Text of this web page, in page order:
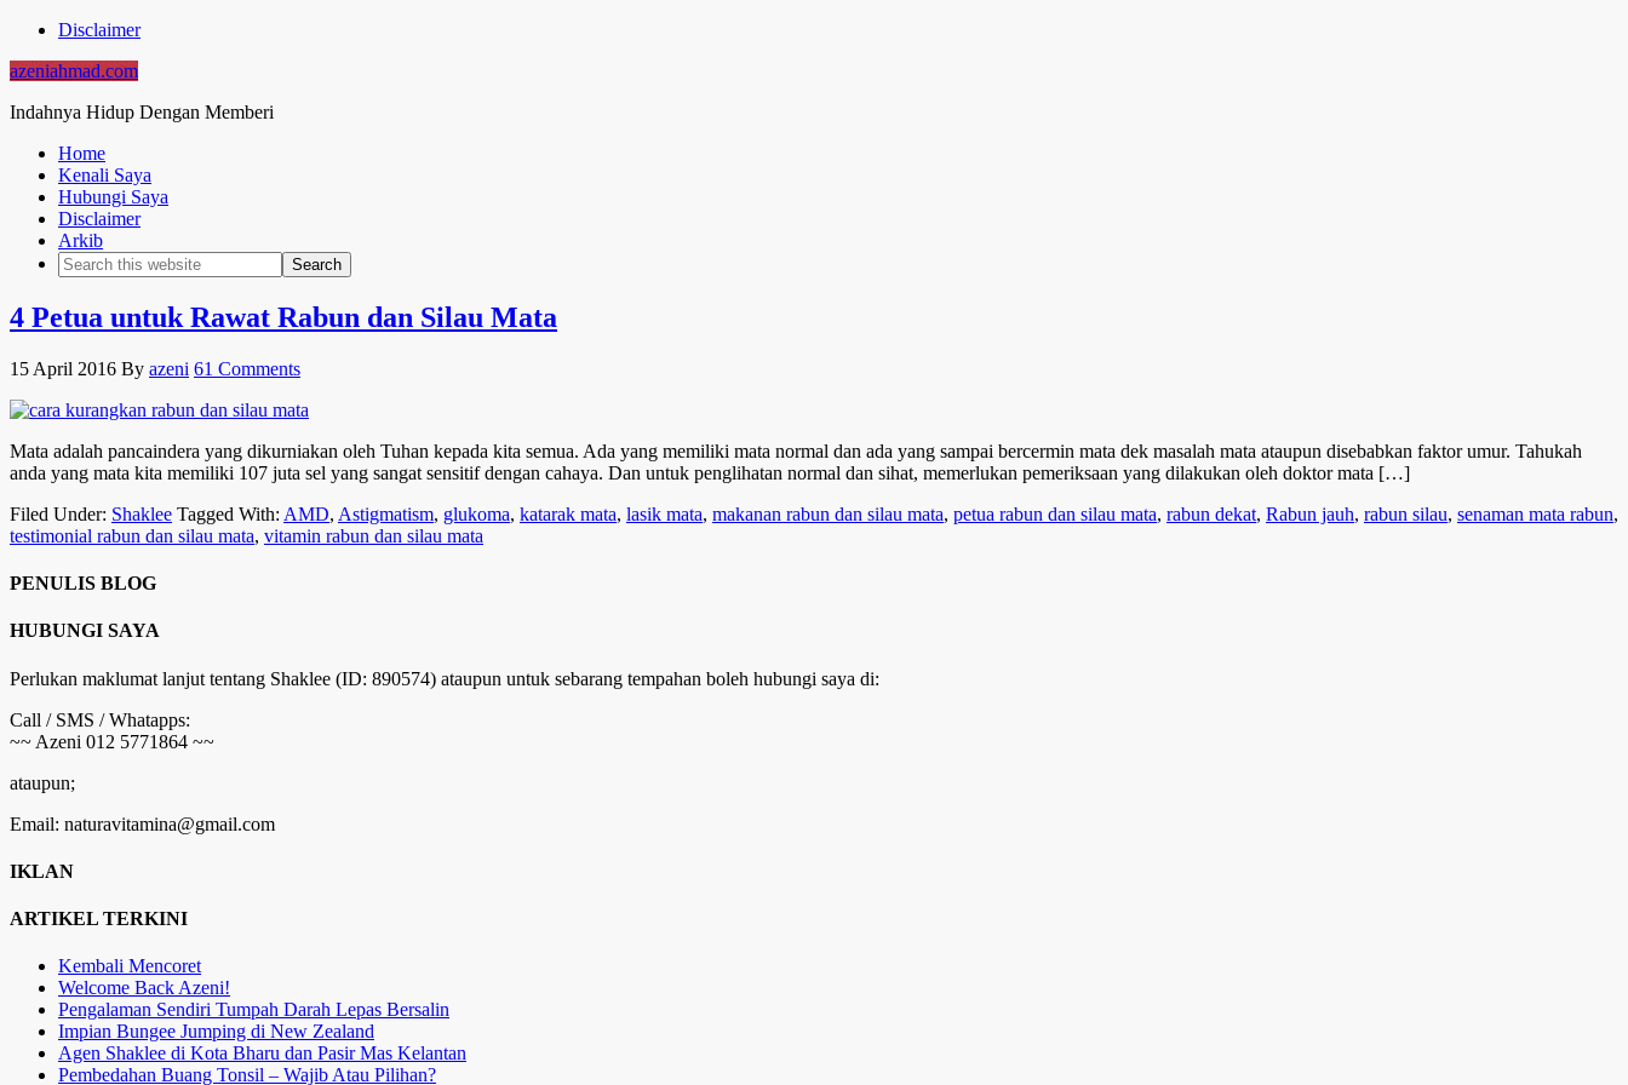
Disclaimer
azeniahmad.com
Indahnya Hidup Dengan Memberi
Home
Kenali Saya
Hubungi Saya
Disclaimer
Arkib
4 Petua untuk Rawat Rabun dan Silau Mata
15 April 2016 By azeni 61 Comments
Mata adalah pancaindera yang dikurniakan oleh Tuhan kepada kita semua. Ada yang memiliki mata normal dan ada yang sampai bercermin mata dek masalah mata ataupun disebabkan faktor umur. Tahukah
anda yang mata kita memiliki 107 juta sel yang sangat sensitif dengan cahaya. Dan untuk penglihatan normal dan sihat, memerlukan pemeriksaan yang dilakukan oleh doktor mata […]
Filed Under: Shaklee Tagged With: AMD, Astigmatism, glukoma, katarak mata, lasik mata, makanan rabun dan silau mata, petua rabun dan silau mata, rabun dekat, Rabun jauh, rabun silau, senaman mata rabun,
testimonial rabun dan silau mata, vitamin rabun dan silau mata
PENULIS BLOG
HUBUNGI SAYA
Perlukan maklumat lanjut tentang Shaklee (ID: 890574) ataupun untuk sebarang tempahan boleh hubungi saya di:
Call / SMS / Whatapps:
~~ Azeni 012 5771864 ~~
ataupun;
Email: naturavitamina@gmail.com
IKLAN
ARTIKEL TERKINI
Kembali Mencoret
Welcome Back Azeni!
Pengalaman Sendiri Tumpah Darah Lepas Bersalin
Impian Bungee Jumping di New Zealand
Agen Shaklee di Kota Bharu dan Pasir Mas Kelantan
Pembedahan Buang Tonsil – Wajib Atau Pilihan?